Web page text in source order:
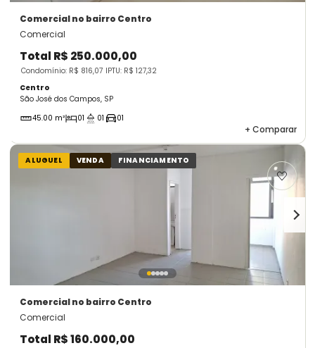
Comercialno bairro Centro
Comercial
Total R$ 250.000,00
Condomínio: R$ 816,07 IPTU: R$ 127,32
Centro
São José dos Campos, SP
45.00 m²
01 01 01
+ Comparar
ALUGUEL VENDA FINANCIAMENTO
Comercialno bairro Centro
Comercial
Total R$ 160.000,00